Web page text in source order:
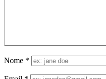
Nome *